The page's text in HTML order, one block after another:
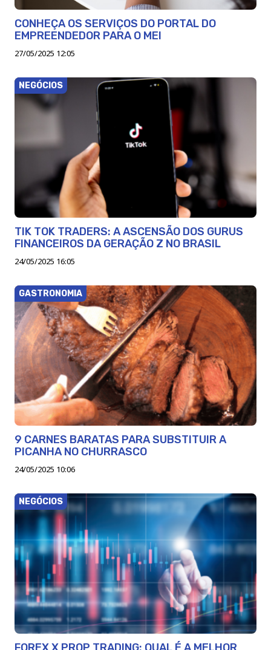
CONHEÇA OS SERVIÇOS DO PORTAL DO
EMPREENDEDOR PARA O MEI
27/05/2025 12:05
NEGÓCIOS
TIK TOK TRADERS: A ASCENSÃO DOS GURUS
FINANCEIROS DA GERAÇÃO Z NO BRASIL
24/05/2025 16:05
GASTRONOMIA
9 CARNES BARATAS PARA SUBSTITUIR A
PICANHA NO CHURRASCO
24/05/2025 10:06
NEGÓCIOS